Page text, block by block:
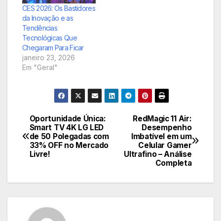
CES 2026: Os Bastidores
da Inovação e as
Tendências
Tecnológicas Que
Chegaram Para Ficar
janeiro 23, 2026
Em "Geral"
Navegação
de
RedMagic 11 Air:
Desempenho
Imbatível em um
Celular Gamer
Ultrafino – Análise
Completa
Oportunidade Única:
Smart TV 4K LG LED
de 50 Polegadas com
33% OFF no Mercado
Livre!